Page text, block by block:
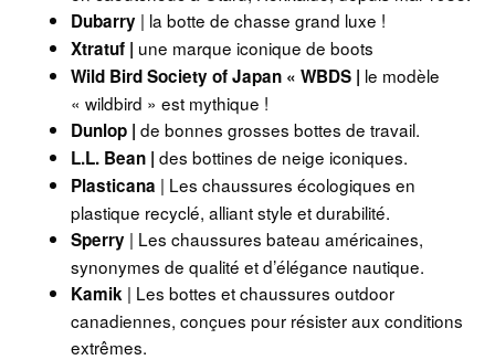
Dubarry | la botte de chasse grand luxe !
Xtratuf | une marque iconique de boots
Wild Bird Society of Japan « WBDS | le modèle
« wildbird » est mythique !
Dunlop | de bonnes grosses bottes de travail.
L.L. Bean | des bottines de neige iconiques.
Plasticana | Les chaussures écologiques en
plastique recyclé, alliant style et durabilité.
Sperry | Les chaussures bateau américaines,
synonymes de qualité et d’élégance nautique.
Kamik | Les bottes et chaussures outdoor
canadiennes, conçues pour résister aux conditions
extrêmes.